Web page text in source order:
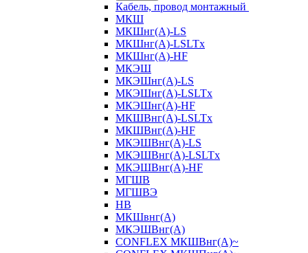
Кабель, провод монтажный
МКШ
МКШнг(А)-LS
МКШнг(А)-LSLTx
МКШнг(А)-HF
МКЭШ
МКЭШнг(А)-LS
МКЭШнг(А)-LSLTx
МКЭШнг(А)-HF
МКШВнг(A)-LSLTx
МКШВнг(А)-HF
МКЭШВнг(А)-LS
МКЭШВнг(A)-LSLTx
МКЭШВнг(А)-HF
МГШВ
МГШВЭ
НВ
МКШвнг(А)
МКЭШВнг(А)
CONFLEX МКШВнг(А)~